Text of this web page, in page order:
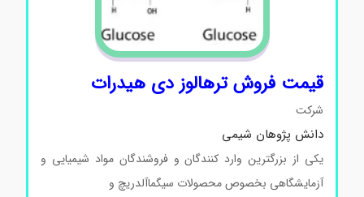
قیمت فروش ترهالوز دی هیدرات
شرکت
دانش پژوهان شیمی
یکی از بزرگترین وارد کنندگان و فروشندگان مواد شیمیایی و
آزمایشگاهی بخصوص محصولات سیگماآلدریچ و